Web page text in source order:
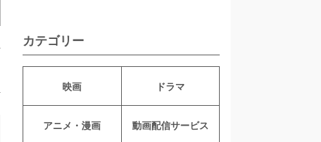
カテゴリー
映画 ドラマ
アニメ・漫画 動画配信サービス